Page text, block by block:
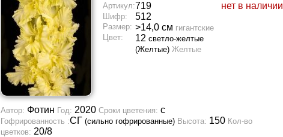
нет в наличии
Артикул:719
Шифр: 512
Размер: >14,0 см гигантские
Цвет:
12 светло-желтые
(Желтые) Желтые
Автор: Фотин Год: 2020 Сроки цветения: с
Гофрированность :СГ (сильно гофрированные) Высота: 150 Кол-во
цветков: 20/8